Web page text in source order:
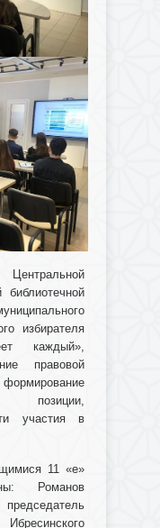
библиотечной
избирателя
каждый»,
правовой
позиции,
участия в
11 «е»
Романов